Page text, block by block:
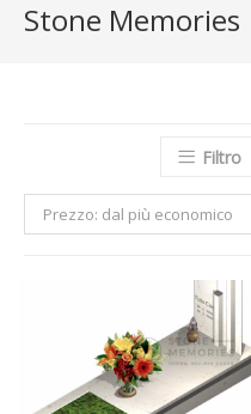
Stone Memories
Filtro
Prezzo: dal più economico